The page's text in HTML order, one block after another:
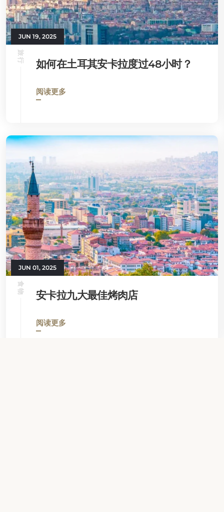
JUN 19, 2025
旅行 如何在土耳其安卡拉度过48小时？
阅读更多
JUN 01, 2025
食物 安卡拉九大最佳烤肉店
阅读更多